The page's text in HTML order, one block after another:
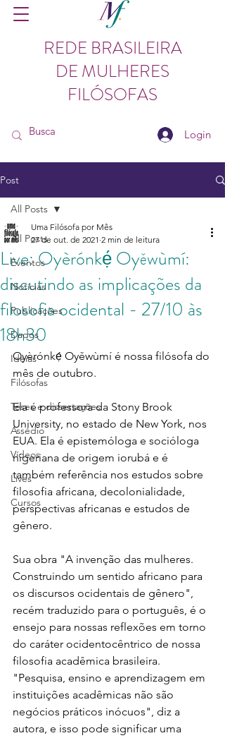
REDE BRASILEIRA
DE MULHERES
FILÓSOFAS
Login
Post
All Posts
Eventos
Notícias
Publicações
Dados
Ideias
Filósofas
Teses e dissertações
Assédio
Vídeos
Lives
Cursos
All Posts
Live: Oyèrónkẹ́ Oyěwùmí:
discutindo as implicações da
filosofia ocidental - 27/10 às
18h30
Uma Filósofa por Mês
27 de out. de 2021 2 min de leitura
Oyèrónkẹ́ Oyěwùmí é nossa filósofa do
mês de outubro.
Ela é professora da Stony Brook
University, no estado de New York, nos
EUA. Ela é epistemóloga e socióloga
nigeriana de origem iorubá e é
também referência nos estudos sobre
filosofia africana, decolonialidade,
perspectivas africanas e estudos de
gênero.
Sua obra "A invenção das mulheres.
Construindo um sentido africano para
os discursos ocidentais de gênero",
recém traduzido para o português, é o
ensejo para nossas reflexões em torno
do caráter ocidentocêntrico de nossa
filosofia acadêmica brasileira.
"Pesquisa, ensino e aprendizagem em
instituições acadêmicas não são
negócios práticos inócuos", diz a
autora, e isso pode significar uma